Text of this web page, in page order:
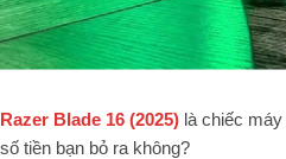
Razer Blade 16 (2025) là chiếc
số tiền bạn bỏ ra không?